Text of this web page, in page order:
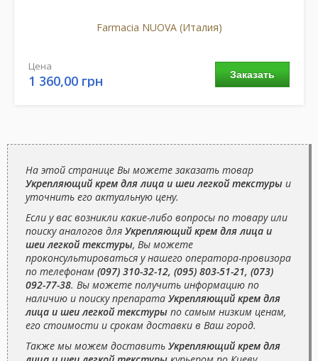
Farmacia NUOVA (Италия)
Заказать
Цена
1 360,00 грн
На этой странице Вы можете заказать товар
Укрепляющий крем для лица и шеи легкой текстуры и
уточнить его актуальную цену.
Если у вас возникли какие-либо вопросы по товару или
поиску аналогов для Укрепляющий крем для лица и
шеи легкой текстуры, Вы можете
проконсультироваться у нашего оператора-провизора
по телефонам (097) 310-32-12, (095) 803-51-21, (073)
092-77-38. Вы можете получить информацию по
наличию и поиску препарата Укрепляющий крем для
лица и шеи легкой текстуры по самым низким ценам,
его стоимости и срокам доставки в Ваш город.
Также мы можем доставить Укрепляющий крем для